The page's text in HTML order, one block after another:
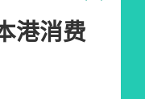
港消费